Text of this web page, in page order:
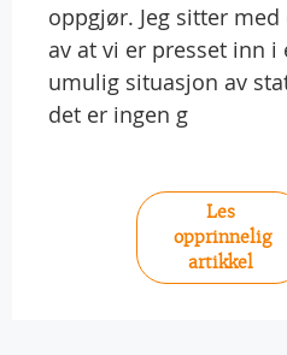
oppgjør. Jeg sitter
av at vi er presset inn i
umulig situasjon av
det er ingen g
Les
opprinnelig
artikkel